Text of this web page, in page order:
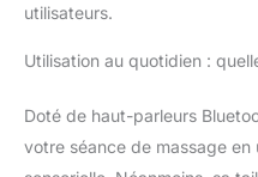
utilisateurs.
Utilisation au quotidien :
Doté de haut-parleurs
votre séance de massage